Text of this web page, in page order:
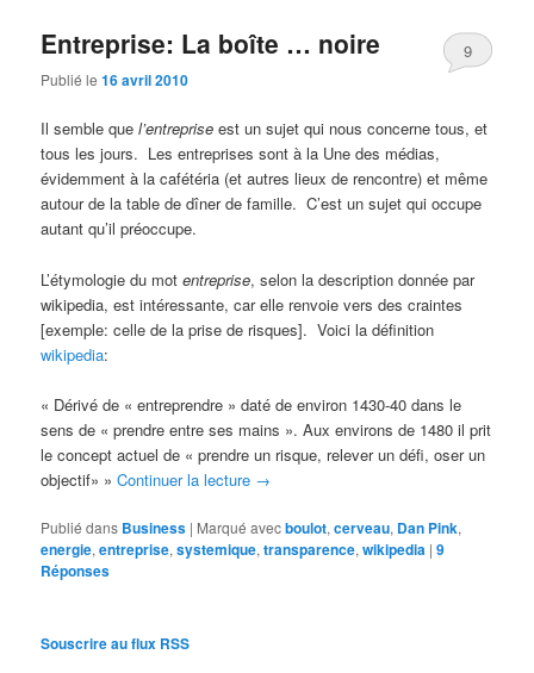
Entreprise: La boîte … noire
Publié le16 avril 2010
9
Il semble que l’entrepriseest un sujet qui nous concerne tous, et
tous les jours. Les entreprises sont à la Une des médias,
évidemment à la cafétéria (et autres lieux de rencontre) et même
autour de la table de dîner de famille. C’est un sujet qui occupe
autant qu’il préoccupe.
L’étymologie du motentreprise, selon la description donnée par
wikipedia, est intéressante, car elle renvoie vers des craintes
[exemple: celle de la prise de risques]. Voici la définition
wikipedia:
« Dérivé de « entreprendre » daté de environ 1430-40 dans le
sens de « prendre entre ses mains ». Aux environs de 1480 il prit
le concept actuel de « prendre un risque, relever un défi, oser un
objectif» »Continuer la lecture →
Publié dans Business | Marqué avecboulot,cerveau, Dan Pink,
energie,entreprise,systemique,transparence,wikipedia |9
Réponses
Souscrire au flux RSS